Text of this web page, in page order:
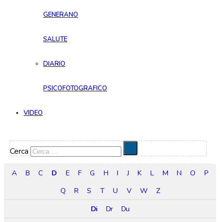
GENERANO
SALUTE
DIARIO
PSICOFOTOGRAFICO
VIDEO
Cerca
A B C D E F G H I J K L M N O
P
Q
R S T U V W
Z
Di
Dr Du